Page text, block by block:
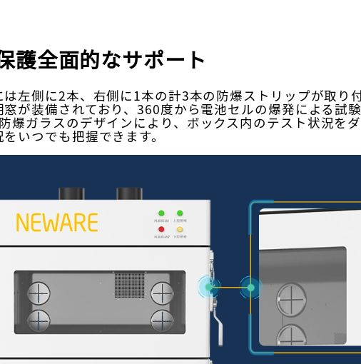
護全面的なサポート
は左側に2本、右側に1本の計3本の防爆ストリップが取り
窓が装備されており、360度から電池セルの爆発による試
爆ガラスのデザインにより、ボックス内のテスト状況を
いつでも把握できます。